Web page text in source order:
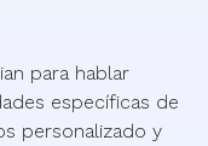
para hablar
específicas de
personalizado y